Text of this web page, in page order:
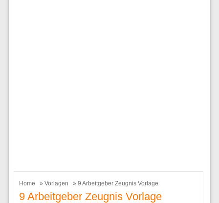
Home » Vorlagen » 9 Arbeitgeber Zeugnis Vorlage
9 Arbeitgeber Zeugnis Vorlage